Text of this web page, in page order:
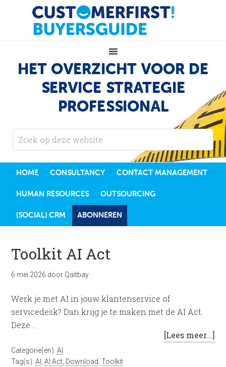
HET OVERZICHT VOOR DE
SERVICE STRATEGIE
PROFESSIONAL
HOME CONSULTANCY CONTACT MANAGEMENT
HUMAN RESOURCES OUTSOURCING
(SOCIAL) CRM ABONNEREN
Toolkit AI Act
6 mei 2026 door Qaitbay
Werk je met AI in jouw klantenservice of
servicedesk? Dan krijg je te maken met de AI Act.
Deze …
[Lees meer...]
Categorie(ën):AI
Tag(s):AI ,AI Act Download ,Toolkit